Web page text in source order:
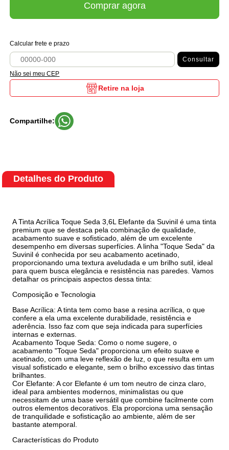
Comprar agora
Calcular frete e prazo
Consultar
Não sei meu CEP
Retire na loja
Compartilhe:
Detalhes do Produto
A Tinta Acrílica Toque Seda 3,6L Elefante da Suvinil é uma tinta
premium que se destaca pela combinação de qualidade,
acabamento suave e sofisticado, além de um excelente
desempenho em diversas superfícies. A linha "Toque Seda" da
Suvinil é conhecida por seu acabamento acetinado,
proporcionando uma textura aveludada e um brilho sutil, ideal
para quem busca elegância e resistência nas paredes. Vamos
detalhar os principais aspectos dessa tinta:
Composição e Tecnologia
Base Acrílica: A tinta tem como base a resina acrílica, o que
confere a ela uma excelente durabilidade, resistência e
aderência. Isso faz com que seja indicada para superfícies
internas e externas.
Acabamento Toque Seda: Como o nome sugere, o
acabamento "Toque Seda" proporciona um efeito suave e
acetinado, com uma leve reflexão de luz, o que resulta em um
visual sofisticado e elegante, sem o brilho excessivo das tintas
brilhantes.
Cor Elefante: A cor Elefante é um tom neutro de cinza claro,
ideal para ambientes modernos, minimalistas ou que
necessitam de uma base versátil que combine facilmente com
outros elementos decorativos. Ela proporciona uma sensação
de tranquilidade e sofisticação ao ambiente, além de ser
bastante atemporal.
Características do Produto